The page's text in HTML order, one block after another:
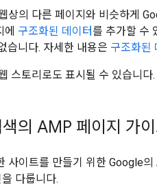
상의 다른 페이지와 비슷하게
에 구조화된 데이터를 추가할 수
습니다. 자세한 내용은 구조화된
스토리로도 표시될 수 있습니다.
의 AMP 페이지 가
사이트를 만들기 위한 Google의
을 다룹니다.